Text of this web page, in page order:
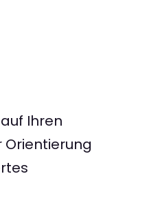
Ihren
Orientierung